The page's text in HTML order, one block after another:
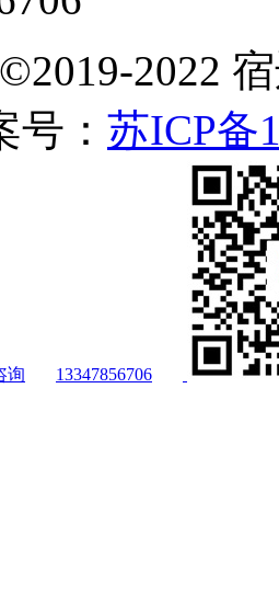
2022
： 苏ICP备
询 13347856706